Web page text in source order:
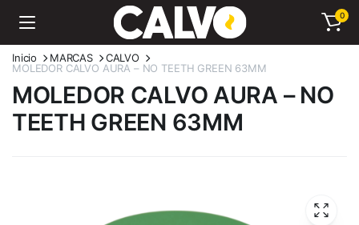
0
Inicio MARCAS
CALVO
MOLEDOR CALVO AURA – NO TEETH GREEN 63MM
MOLEDOR CALVO AURA – NO
TEETH GREEN 63MM